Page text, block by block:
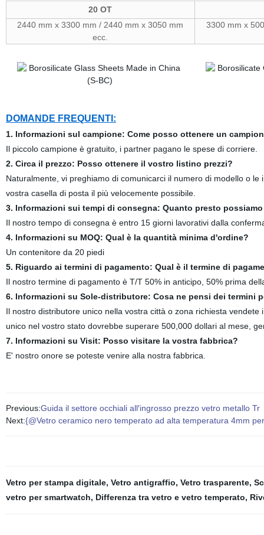
20 OT
2440 mm x 3300 mm / 2440 mm x 3050 mm
ecc.
3300 mm x
DOMANDE FREQUENTI:
1. Informazioni sul campione: Come posso ottenere un
Il piccolo campione è gratuito, i partner pagano le spese di corriere.
2. Circa il prezzo: Posso ottenere il vostro listino prezzi?
Naturalmente, vi preghiamo di comunicarci il numero di modello o
vostra casella di posta il più velocemente possibile.
3. Informazioni sui tempi di consegna: Quanto presto
Il nostro tempo di consegna è entro 15 giorni lavorativi dalla
4. Informazioni su MOQ: Qual è la quantità minima d'ordine?
Un contenitore da 20 piedi
5. Riguardo ai termini di pagamento: Qual è il termine di
Il nostro termine di pagamento è T/T 50% in anticipo, 50% prima
6. Informazioni su Sole-distributore: Cosa ne pensi dei
Il nostro distributore unico nella vostra città o zona richiesta
unico nel vostro stato dovrebbe superare 500,000 dollari al mese,
7. Informazioni su Visit: Posso visitare la vostra fabbrica?
E' nostro onore se poteste venire alla nostra fabbrica.
Previous:Guida il settore occhiali all′ingrosso prezzo vetro metallo Tr
Next:{@Vetro ceramico nero temperato ad alta temperatura 4mm
Vetro per stampa digitale, Vetro antigraffio, Vetro trasparente,
vetro per smartwatch, Differenza tra vetro e vetro temperato,